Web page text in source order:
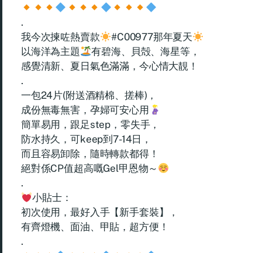
.
我今次揀咗熱賣款
#C00977那年夏天
以海洋為主題
有碧海、貝殻、海星等，
感覺清新、夏日氣色滿滿，今心情大靚！
.
一包24片(附送酒精棉、搓棒)，
成份無毒無害，孕婦可安心用
簡單易用，跟足step，零失手，
防水持久，可keep到7-14日，
而且容易卸除，隨時轉款都得！
絕對係CP值超高嘅Gel甲恩物～
.
小貼士：
初次使用，最好入手【新手套裝】，
有齊燈機、面油、甲貼，超方便！
.